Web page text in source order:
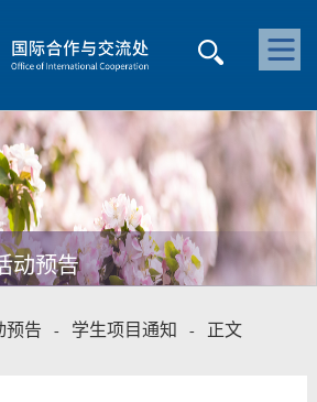
动预告
预告 - 学生项目通知 - 正文